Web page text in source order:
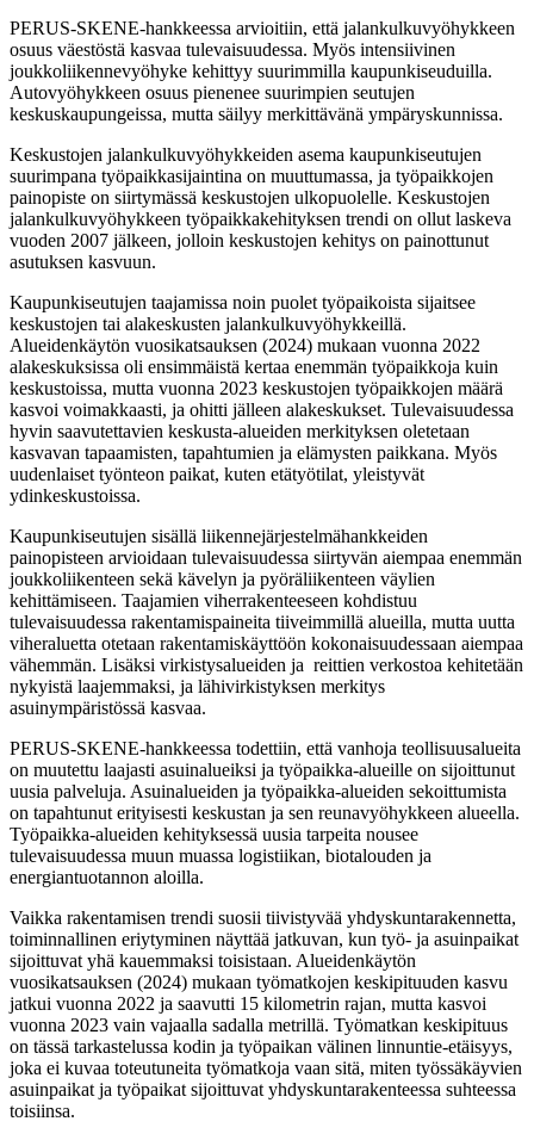
PERUS-SKENE-hankkeessa arvioitiin, että jalankulkuvyöhykkeen
osuus väestöstä kasvaa tulevaisuudessa. Myös intensiivinen
joukkoliikennevyöhyke kehittyy suurimmilla kaupunkiseuduilla.
Autovyöhykkeen osuus pienenee suurimpien seutujen
keskuskaupungeissa, mutta säilyy merkittävänä ympäryskunnissa.
Keskustojen jalankulkuvyöhykkeiden asema kaupunkiseutujen
suurimpana työpaikkasijaintina on muuttumassa, ja työpaikkojen
painopiste on siirtymässä keskustojen ulkopuolelle. Keskustojen
jalankulkuvyöhykkeen työpaikkakehityksen trendi on ollut laskeva
vuoden 2007 jälkeen, jolloin keskustojen kehitys on painottunut
asutuksen kasvuun.
Kaupunkiseutujen taajamissa noin puolet työpaikoista sijaitsee
keskustojen tai alakeskusten jalankulkuvyöhykkeillä.
Alueidenkäytön vuosikatsauksen (2024) mukaan vuonna 2022
alakeskuksissa oli ensimmäistä kertaa enemmän työpaikkoja kuin
keskustoissa, mutta vuonna 2023 keskustojen työpaikkojen määrä
kasvoi voimakkaasti, ja ohitti jälleen alakeskukset. Tulevaisuudessa
hyvin saavutettavien keskusta-alueiden merkityksen oletetaan
kasvavan tapaamisten, tapahtumien ja elämysten paikkana. Myös
uudenlaiset työnteon paikat, kuten etätyötilat, yleistyvät
ydinkeskustoissa.
Kaupunkiseutujen sisällä liikennejärjestelmähankkeiden
painopisteen arvioidaan tulevaisuudessa siirtyvän aiempaa enemmän
joukkoliikenteen sekä kävelyn ja pyöräliikenteen väylien
kehittämiseen. Taajamien viherrakenteeseen kohdistuu
tulevaisuudessa rakentamispaineita tiiveimmillä alueilla, mutta uutta
viheraluetta otetaan rakentamiskäyttöön kokonaisuudessaan aiempaa
vähemmän. Lisäksi virkistysalueiden ja reittien verkostoa kehitetään
nykyistä laajemmaksi, ja lähivirkistyksen merkitys
asuinympäristössä kasvaa.
PERUS-SKENE-hankkeessa todettiin, että vanhoja teollisuusalueita
on muutettu laajasti asuinalueiksi ja työpaikka-alueille on sijoittunut
uusia palveluja. Asuinalueiden ja työpaikka-alueiden sekoittumista
on tapahtunut erityisesti keskustan ja sen reunavyöhykkeen alueella.
Työpaikka-alueiden kehityksessä uusia tarpeita nousee
tulevaisuudessa muun muassa logistiikan, biotalouden ja
energiantuotannon aloilla.
Vaikka rakentamisen trendi suosii tiivistyvää yhdyskuntarakennetta,
toiminnallinen eriytyminen näyttää jatkuvan, kun työ- ja asuinpaikat
sijoittuvat yhä kauemmaksi toisistaan. Alueidenkäytön
vuosikatsauksen (2024) mukaan työmatkojen keskipituuden kasvu
jatkui vuonna 2022 ja saavutti 15 kilometrin rajan, mutta kasvoi
vuonna 2023 vain vajaalla sadalla metrillä. Työmatkan keskipituus
on tässä tarkastelussa kodin ja työpaikan välinen linnuntie-etäisyys,
joka ei kuvaa toteutuneita työmatkoja vaan sitä, miten työssäkäyvien
asuinpaikat ja työpaikat sijoittuvat yhdyskuntarakenteessa suhteessa
toisiinsa.